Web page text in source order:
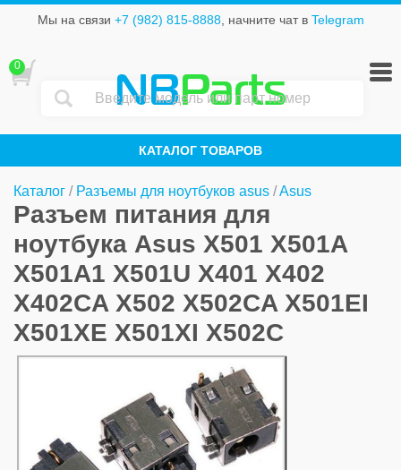
Мы на связи +7 (982) 815-8888, начните чат в Telegram
NBParts
КАТАЛОГ ТОВАРОВ
0
Каталог / Разъемы для ноутбуков asus /Asus
Разъем питания для
ноутбука Asus X501 X501A
X501A1 X501U X401 X402
X402CA X502 X502CA X501EI
X501XE X501XI X502C